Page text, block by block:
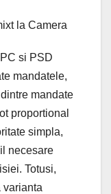
la Camera
si PSD
mandatele,
mandate
proportional
simpla,
necesare
Totusi,
varianta